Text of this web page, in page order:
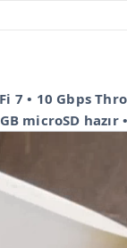
• 10 Gbps
microSD